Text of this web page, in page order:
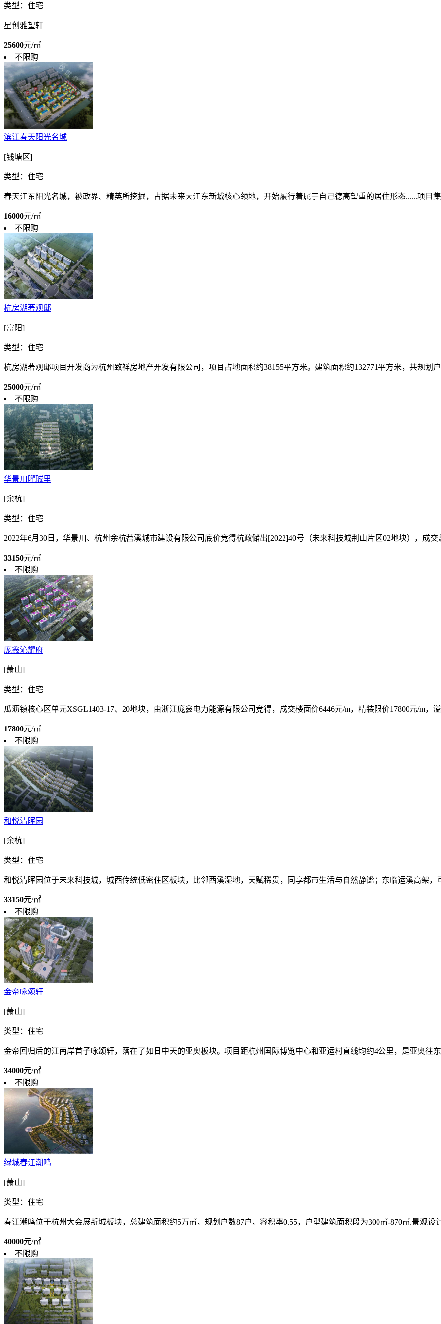
类型：住宅
星创雅望轩
25600元/㎡
不限购
滨江春天阳光名城
[钱塘区]
类型：住宅
春天江东阳光名城，被政界、精英所挖掘，占据未来大江东新城核心领地，开始履行着属于自己德高望重的居住形态......项目
16000元/㎡
不限购
杭房湖著观邸
[富阳]
类型：住宅
杭房湖著观邸项目开发商为杭州致祥房地产开发有限公司，项目占地面积约38155平方米。建筑面积约132771平方米，共规划
25000元/㎡
不限购
华景川曜珹里
[余杭]
类型：住宅
2022年6月30日，华景川、杭州余杭苕溪城市建设有限公司底价竞得杭政储出[2022]40号（未来科技城荆山片区02地块），成交
33150元/㎡
不限购
庞鑫沁耀府
[萧山]
类型：住宅
瓜沥镇核心区单元XSGL1403-17、20地块，由浙江庞鑫电力能源有限公司竞得，成交楼面价6446元/m，精装限价17800元/m，
17800元/㎡
不限购
和悦清晖园
[余杭]
类型：住宅
和悦清晖园位于未来科技城，城西传统低密住区板块，比邻西溪湿地，天赋稀贵，同享都市生活与自然静谧；东临运溪高架，
33150元/㎡
不限购
金帝咏颂轩
[萧山]
类型：住宅
金帝回归后的江南岸首子咏颂轩，落在了如日中天的亚奥板块。项目距杭州国际博览中心和亚运村直线均约4公里，是亚奥往
34000元/㎡
不限购
绿城春江潮鸣
[萧山]
类型：住宅
春江潮鸣位于杭州大会展新城板块，总建筑面积约5万㎡，规划户数87户，容积率0.55，户型建筑面积段为300㎡-870㎡,景观设
40000元/㎡
不限购